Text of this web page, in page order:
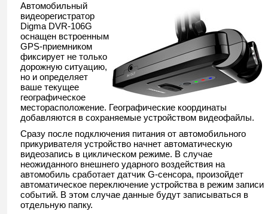
Автомобильный
видеорегистратор
Digma DVR-106G
оснащен встроенным
GPS-приемником
фиксирует не только
дорожную ситуацию,
но и определяет
ваше текущее
географическое
месторасположение. Географические координаты
добавляются в сохраняемые устройством видеофайлы.
Сразу после подключения питания от автомобильного
прикуривателя устройство начнет автоматическую
видеозапись в циклическом режиме. В случае
неожиданного внешнего ударного воздействия на
автомобиль сработает датчик G-сенсора, произойдет
автоматическое переключение устройства в режим записи
событий. В этом случае данные будут записываться в
отдельную папку.